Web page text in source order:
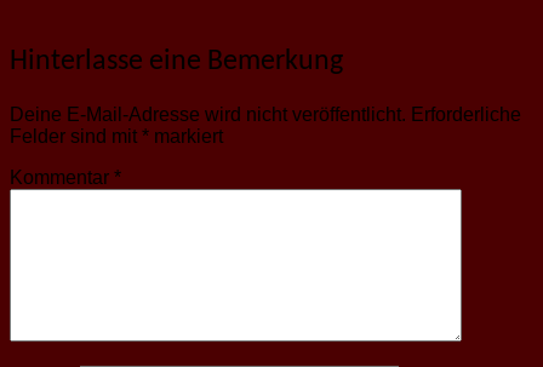
Hinterlasse eine Bemerkung
Deine E-Mail-Adresse wird nicht veröffentlicht. Erforderliche
Felder sind mit * markiert
Kommentar *